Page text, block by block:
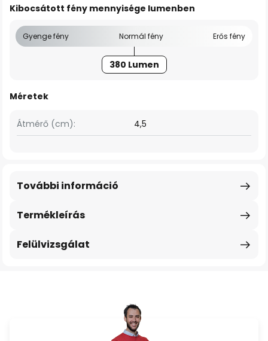
Kibocsátott fény mennyisége lumenben
Gyenge fény Normál fény Erős fény
380 Lumen
Méretek
Átmérő (cm): 4,5
Termékleírás
További információ
Felülvizsgálat